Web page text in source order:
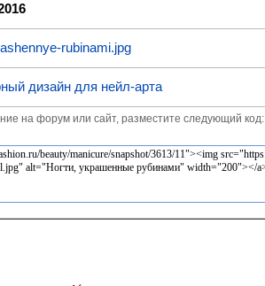
rubinami.jpg
дизайн для нейл-арта
на форум или сайт, разместите следующий код: